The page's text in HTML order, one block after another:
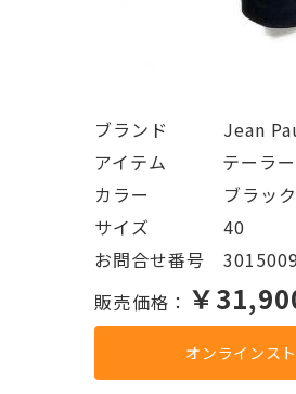
ブランド   Jean Paul
アイテム   テーラー
カラー    ブラック
サイズ    40
お問合せ番号
販売価格： ￥
オンラインス